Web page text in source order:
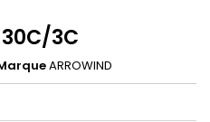
3C
ARROWIND